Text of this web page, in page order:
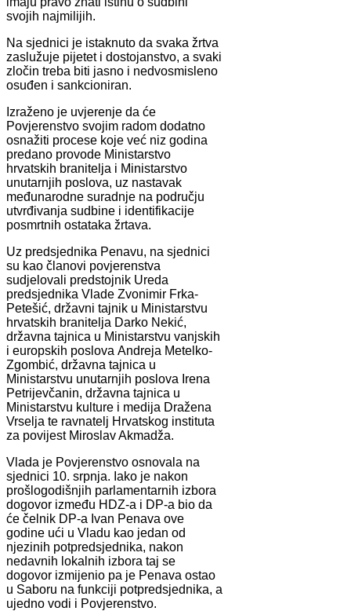
svojih najmilijih.
Na sjednici je istaknuto da svaka žrtva
zaslužuje pijetet i dostojanstvo, a svaki
zločin treba biti jasno i nedvosmisleno
osuđen i sankcioniran.
Izraženo je uvjerenje da će
Povjerenstvo svojim radom dodatno
osnažiti procese koje već niz godina
predano provode Ministarstvo
hrvatskih branitelja i Ministarstvo
unutarnjih poslova, uz nastavak
međunarodne suradnje na području
utvrđivanja sudbine i identifikacije
posmrtnih ostataka žrtava.
Uz predsjednika Penavu, na sjednici
su kao članovi povjerenstva
sudjelovali predstojnik Ureda
predsjednika Vlade Zvonimir Frka-
Petešić, državni tajnik u Ministarstvu
hrvatskih branitelja Darko Nekić,
državna tajnica u Ministarstvu vanjskih
i europskih poslova Andreja Metelko-
Zgombić, državna tajnica u
Ministarstvu unutarnjih poslova Irena
Petrijevčanin, državna tajnica u
Ministarstvu kulture i medija Dražena
Vrselja te ravnatelj Hrvatskog instituta
za povijest Miroslav Akmadža.
Vlada je Povjerenstvo osnovala na
sjednici 10. srpnja. Iako je nakon
prošlogodišnjih parlamentarnih izbora
dogovor između HDZ-a i DP-a bio da
će čelnik DP-a Ivan Penava ove
godine ući u Vladu kao jedan od
njezinih potpredsjednika, nakon
nedavnih lokalnih izbora taj se
dogovor izmijenio pa je Penava ostao
u Saboru na funkciji potpredsjednika, a
ujedno vodi i Povjerenstvo.